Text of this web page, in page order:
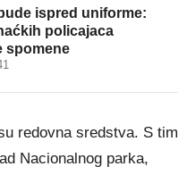
ispred uniforme:
policajaca
spomene
redovna sredstva. S tim
Nacionalnog parka,